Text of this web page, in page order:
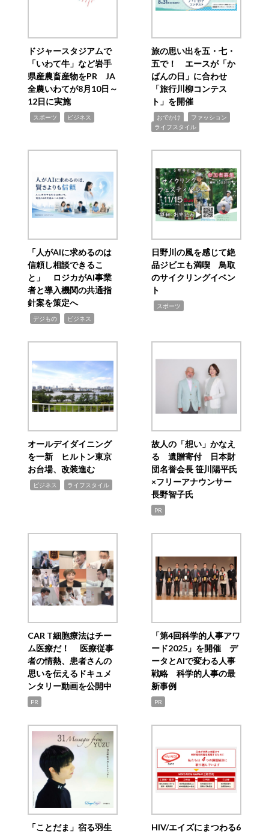
ドジャースタジアムで
「いわて牛」など岩手
県産農畜産物をPR JA
全農いわてが8月10日～
12日に実施
スポーツ ビジネス
旅の思い出を五・七・
五で！ エースが「か
ばんの日」に合わせ
「旅行川柳コンテス
ト」を開催
おでかけ ファッション
ライフスタイル
「人がAIに求めるのは
信頼し相談できるこ
と」 ロジカがAI事業
者と導入機関の共通指
針案を策定へ
デジもの ビジネス
日野川の風を感じて絶
品ジビエも満喫 鳥取
のサイクリングイベン
ト
スポーツ
オールデイダイニング
を一新 ヒルトン東京
お台場、改装進む
ビジネス ライフスタイル
故人の「想い」かなえ
る 遺贈寄付 日本財
団名誉会長 笹川陽平氏
×フリーアナウンサー
長野智子氏
PR
CAR T細胞療法はチー
ム医療だ！ 医療従事
者の情熱、患者さんの
思いを伝えるドキュメ
ンタリー動画を公開中
PR
「第4回科学的人事アワ
ード2025」を開催 デ
ータとAIで変わる人事
戦略 科学的人事の最
新事例
PR
「ことだま」宿る羽生
HIV/エイズにまつわる6